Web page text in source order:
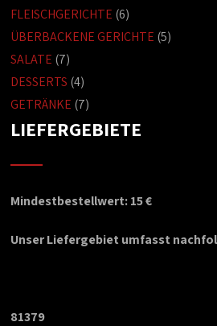
FLEISCHGERICHTE (6)
ÜBERBACKENE GERICHTE (5)
SALATE (7)
DESSERTS (4)
GETRÄNKE (7)
LIEFERGEBIETE
Mindestbestellwert: 15 €
Unser Liefergebiet umfasst
81379